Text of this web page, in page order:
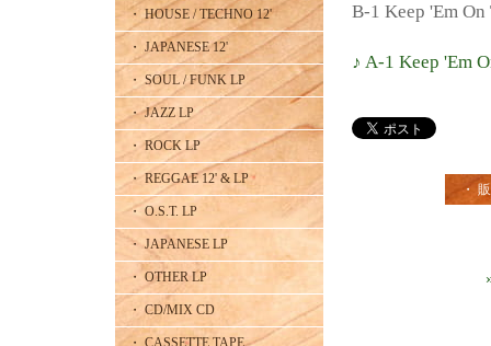
・ HOUSE / TECHNO 12'
・ JAPANESE 12'
・ SOUL / FUNK LP
・ JAZZ LP
・ ROCK LP
・ REGGAE 12' & LP
・ O.S.T. LP
・ JAPANESE LP
・ OTHER LP
・ CD/MIX CD
・ CASSETTE TAPE
B-1 Keep 'Em
♪ A-1 Keep 'Em
・